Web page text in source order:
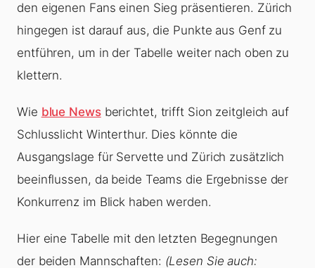
den eigenen Fans einen Sieg präsentieren. Zürich
hingegen ist darauf aus, die Punkte aus Genf zu
entführen, um in der Tabelle weiter nach oben zu
klettern.
Wie blue Newsberichtet, trifft Sion zeitgleich auf
Schlusslicht Winterthur. Dies könnte die
Ausgangslage für Servette und Zürich zusätzlich
beeinflussen, da beide Teams die Ergebnisse der
Konkurrenz im Blick haben werden.
Hier eine Tabelle mit den letzten Begegnungen
der beiden Mannschaften: (Lesen Sie auch: